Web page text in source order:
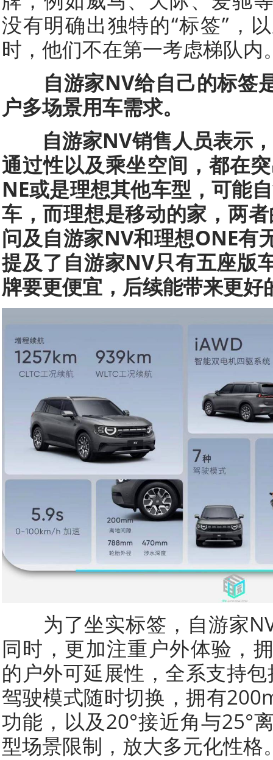
没有明确出独特的“标签”，
时，他们不在第一考虑梯队内
自游家NV给自己的标签
户多场景用车需求。
自游家NV销售人员表示
通过性以及乘坐空间，都在
NE或是理想其他车型，可能
车，而理想是移动的家，两
问及自游家NV和理想ONE有
提及了自游家NV只有五座版
牌要更便宜，后续能带来更好
为了坐实标签，自游家
同时，更加注重户外体验，
的户外可延展性，全系支持
驾驶模式随时切换，拥有
功能，以及20°接近角与25°
型场景限制，放大多元化性格